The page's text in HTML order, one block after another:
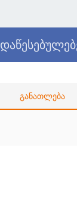
განათლება